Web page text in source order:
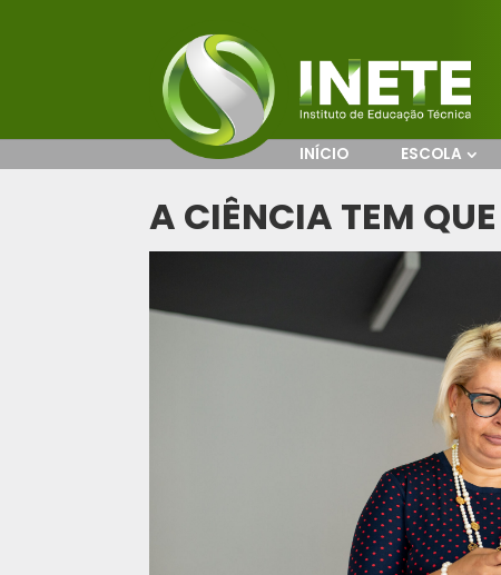
INÍCIO ESCOLA
A CIÊNCIA TEM